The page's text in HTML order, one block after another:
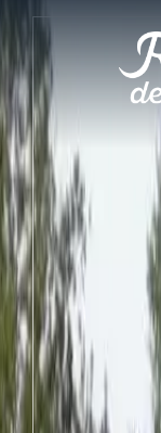
Panneau de